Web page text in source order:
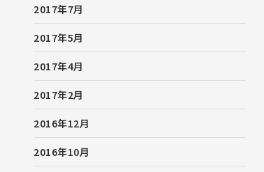
2017年7月
2017年5月
2017年4月
2017年2月
2016年12月
2016年10月